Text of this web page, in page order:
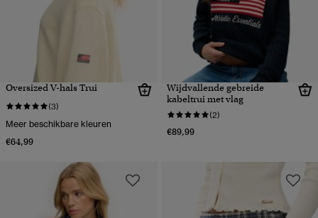
Oversized V-hals Trui
(3)
Meer beschikbare kleuren
€64,99
Wijdvallende gebreide
kabeltrui met vlag
(2)
€89,99